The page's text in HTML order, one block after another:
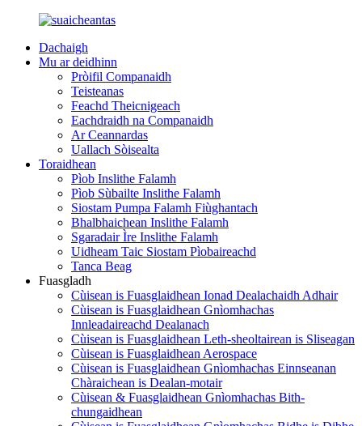
Dachaigh
Mu ar deidhinn
Pròifil Companaidh
Teisteanas
Feachd Theicnigeach
Eachdraidh na Companaidh
Ar Ceannardas
Uallach Sòisealta
Toraidhean
Pìob Inslithe Falamh
Pìob Sùbailte Inslithe Falamh
Siostam Pumpa Falamh Fiùghantach
Bhalbhaichean Inslithe Falamh
Sgaradair Ìre Inslithe Falamh
Uidheam Taic Siostam Pìobaireachd
Tanca Beag
Fuasgladh
Cùisean is Fuasglaidhean Ionad Dealachaidh Adhair
Cùisean is Fuasglaidhean Gnìomhachas
Innleadaireachd Dealanach
Cùisean is Fuasglaidhean Leth-sheoltairean is Sliseagan
Cùisean is Fuasglaidhean Aerospace
Cùisean is Fuasglaidhean Gnìomhachas Einnseanan
Chàraichean is Dealan-motair
Cùisean & Fuasglaidhean Gnìomhachas Bith-
chungaidhean